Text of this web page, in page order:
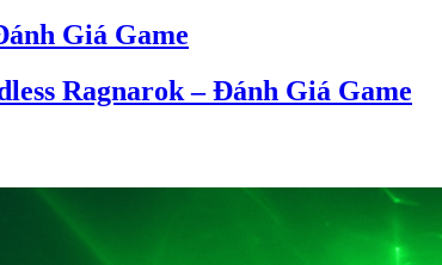
Giá Game
Ragnarok – Đánh Giá Game